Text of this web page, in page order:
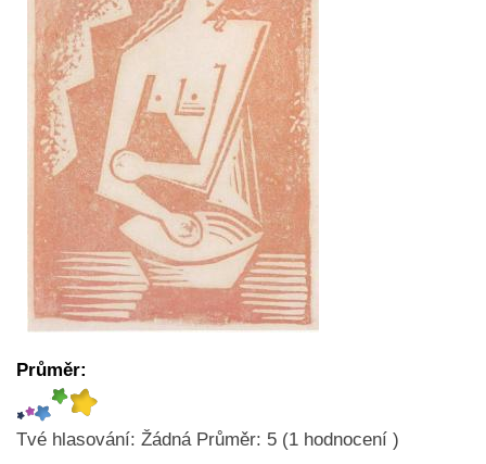
Průměr:
Tvé hlasování: Žádná Průměr: 5 (1 hodnocení )